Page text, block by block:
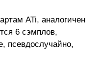
ATi, аналогичен
6 сэмплов,
псевдослучайно,